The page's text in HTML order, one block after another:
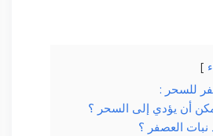
للسحر :
أن يؤدي إلى السحر ؟
نبات العصفر ؟